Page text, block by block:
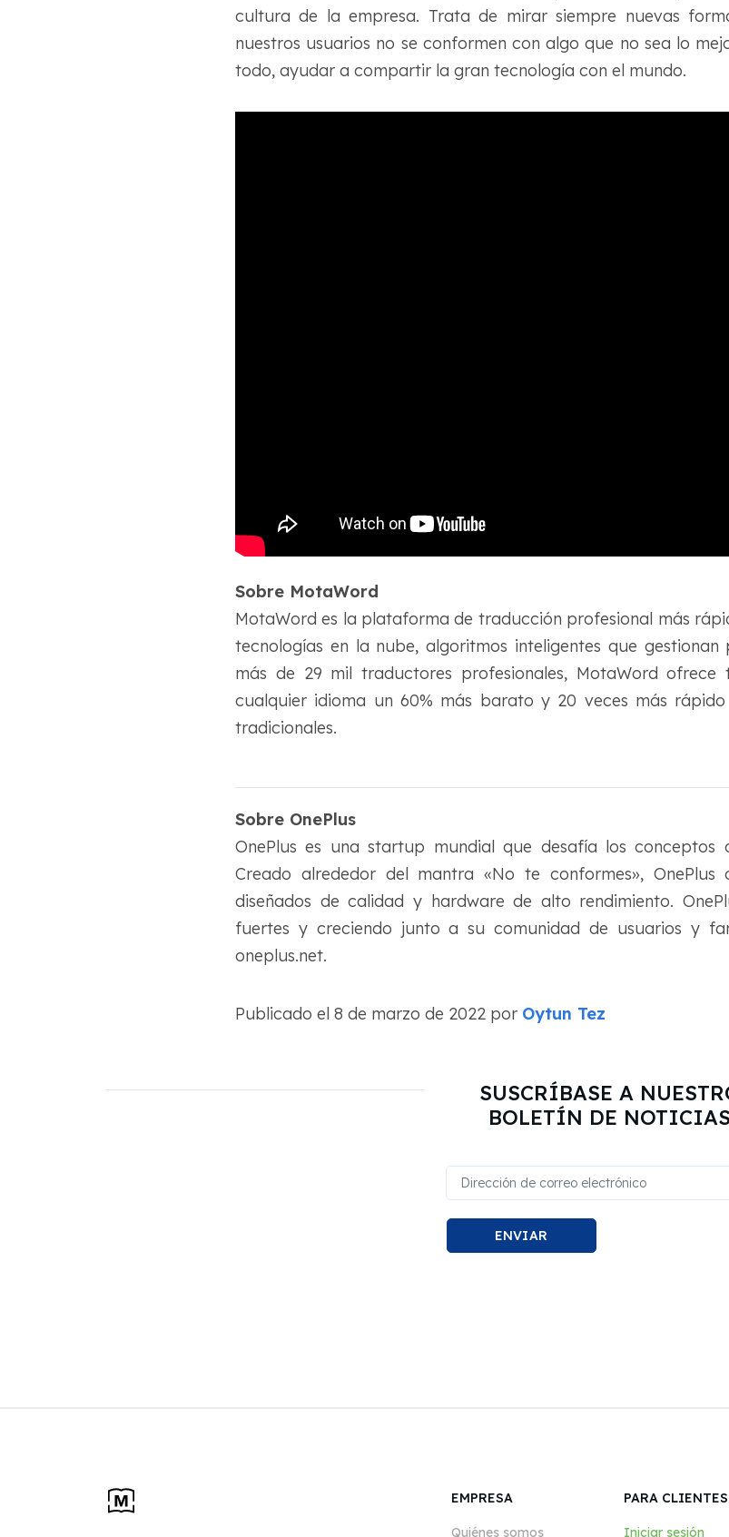
cultura de la empresa. Trata de mirar siempre nuevas
nuestros usuarios no se conformen con algo que no sea lo
todo, ayudar a compartir la gran tecnología con el mundo.
Sobre MotaWord
MotaWord es la plataforma de traducción profesional más
tecnologías en la nube, algoritmos inteligentes que
más de 29 mil traductores profesionales, MotaWord
cualquier idioma un 60% más barato y 20 veces más
tradicionales.
Sobre OnePlus
OnePlus es una startup mundial que desafía los conceptos
Creado alrededor del mantra «No te conformes», OnePlus
diseñados de calidad y hardware de alto rendimiento.
fuertes y creciendo junto a su comunidad de usuarios y
oneplus.net.
Publicado el 8 de marzo de 2022 por Oytun Tez
SUSCRÍBASE A
BOLETÍN DE NOTICIAS
ENVIAR
EMPRESA
Quiénes somos
PARA CLIENTES
Iniciar sesión